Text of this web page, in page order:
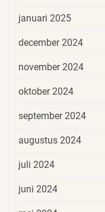
januari 2025
december 2024
november 2024
oktober 2024
september 2024
augustus 2024
juli 2024
juni 2024